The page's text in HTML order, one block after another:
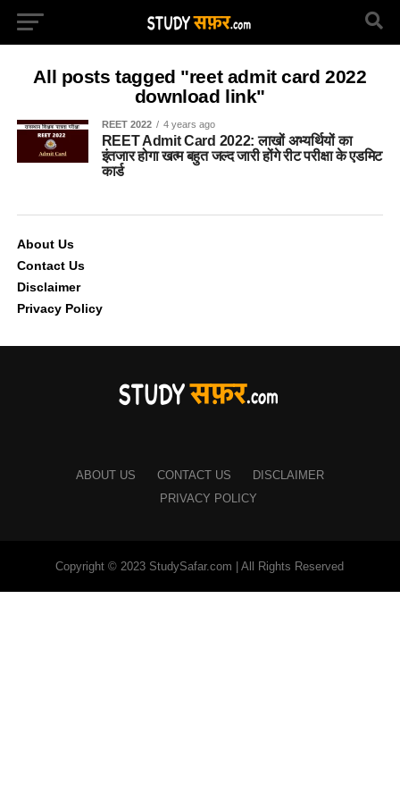
All posts tagged "reet admit card 2022
download link"
REET 2022 4 years ago
REET Admit Card 2022: लाखों अभ्यर्थियों का
इंतजार होगा खत्म बहुत जल्द जारी होंगे रीट परीक्षा के एडमिट
कार्ड
About Us
Contact Us
Disclaimer
Privacy Policy
ABOUT US CONTACT US
DISCLAIMER
PRIVACY POLICY
Copyright © 2023 StudySafar.com | All Rights Reserved